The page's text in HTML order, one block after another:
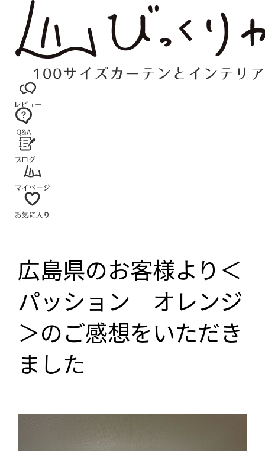
広島県のお客様より＜
パッション オレンジ
＞のご感想をいただき
ました